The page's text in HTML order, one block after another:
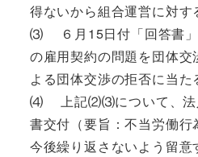
得ないから組合運営に対す
⑶ ６月15日付「回答書」
の雇用契約の問題を団体
よる団体交渉の拒否に当た
⑷ 上記⑵⑶について、法
書交付（要旨：不当労働行
今後繰り返さないよう留